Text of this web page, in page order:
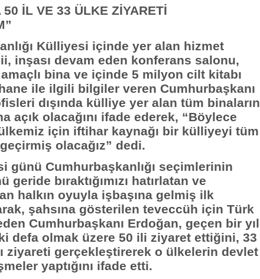
İL VE 33 ÜLKE ZİYARETİ
Külliyesi içinde yer alan hizmet
inşası devam eden konferans salonu,
bina ve içinde 5 milyon cilt kitabı
ile ilgili bilgiler veren Cumhurbaşkanı
dışında külliye yer alan tüm binaların
açık olacağını ifade ederek, “Böylece
için iftihar kaynağı bir külliyeyi tüm
olacağız” dedi.
günü Cumhurbaşkanlığı seçimlerinin
bıraktığımızı hatırlatan ve
halkın oyuyla işbaşına gelmiş ilk
şahsına gösterilen teveccüh için Türk
Cumhurbaşkanı Erdoğan, geçen bir yıl
defa olmak üzere 50 ili ziyaret ettiğini, 33
ziyareti gerçekleştirerek o ülkelerin devlet
yaptığını ifade etti.